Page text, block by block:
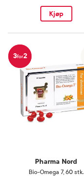
Kjøp
3for2
Pharma Nord
Bio-Omega 7, 60 stk.